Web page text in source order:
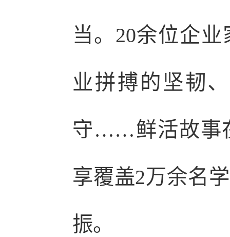
当。20余位企
业拼搏的坚韧
守……鲜活故事
享覆盖2万余名
振。